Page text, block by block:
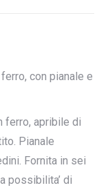
con pianale e
ferro, apribile di
Pianale
Fornita in sei
possibilita’ di